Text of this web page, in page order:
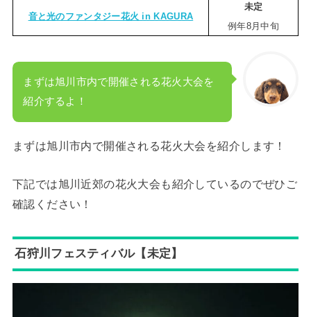
音と光のファンタジー花火 in KAGURA
未定
例年8月中旬
まずは旭川市内で開催される花火大会を
紹介するよ！
まずは旭川市内で開催される花火大会を紹介します！
下記では旭川近郊の花火大会も紹介しているのでぜひご
確認ください！
石狩川フェスティバル【未定】